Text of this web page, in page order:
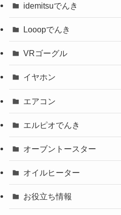
idemitsuでんき
Looopでんき
VRゴーグル
イヤホン
エアコン
エルピオでんき
オーブントースター
オイルヒーター
お役立ち情報